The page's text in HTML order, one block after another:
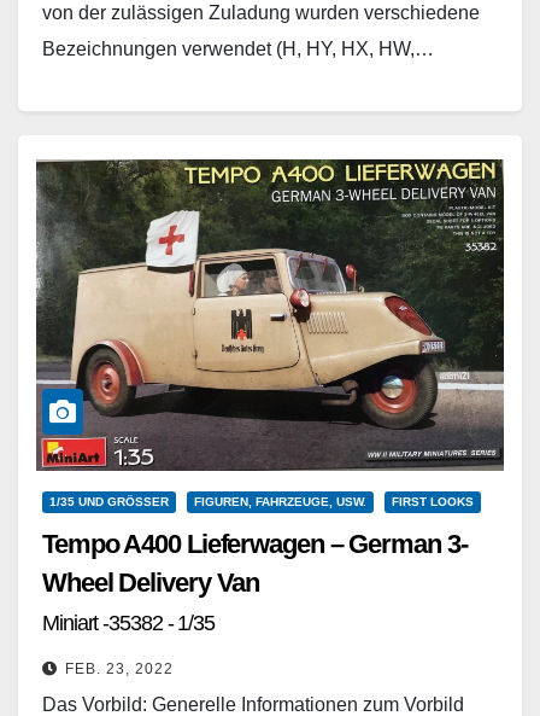
von der zulässigen Zuladung wurden verschiedene
Bezeichnungen verwendet (H, HY, HX, HW,…
1/35 UND GRÖSSER FIGUREN, FAHRZEUGE, USW. FIRST LOOKS
Tempo A400 Lieferwagen – German 3-
Wheel Delivery Van
Miniart -35382 - 1/35
FEB. 23, 2022
Das Vorbild: Generelle Informationen zum Vorbild